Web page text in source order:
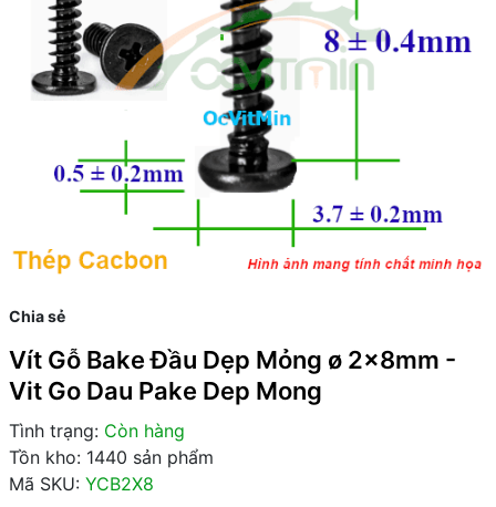
Chia sẻ
Vít Gỗ Bake Đầu Dẹp Mỏng ø 2x8mm -
Vit Go Dau Pake Dep Mong
Tình trạng: Còn hàng
Tồn kho: 1440 sản phẩm
Mã SKU: YCB2X8